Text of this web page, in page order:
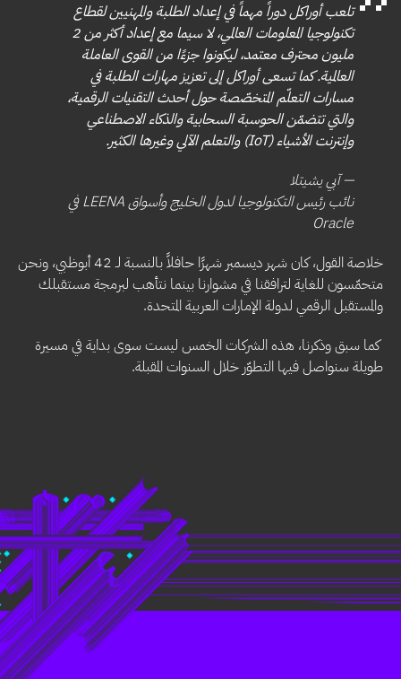
تلعب أوراكل دوراً مهماً في إعداد الطلبة والمهنيين لقطاع
تكنولوجيا المعلومات العالمي، لا سيما مع إعداد أكثر من 2
مليون محترف معتمد، ليكونوا جزءًا من القوى العاملة
العالمية. كما تسعى أوراكل إلى تعزيز مهارات الطلبة في
مسارات التعلّم المتخصّصة حول أحدث التقنيات الرقمية،
والتي تتضمّن الحوسبة السحابية والذكاء الاصطناعي
وإنترنت الأشياء (IoT) والتعلم الآلي وغيرها الكثير.
— آبي يشيتلا
نائب رئيس التكنولوجيا لدول الخليج وأسواق LEENA في
Oracle
خلاصة القول، كان شهر ديسمبر شهرًا حافلاً بالنسبة لـ 42 أبوظبي، ونحن
متحمّسون للغاية لترافقنا في مشوارنا بينما نتأهب لبرمجة مستقبلك
والمستقبل الرقمي لدولة الإمارات العربية المتحدة.
كما سبق وذكرنا، هذه الشركات الخمس ليست سوى بداية في مسيرة
طويلة سنواصل فيها التطوّر خلال السنوات المقبلة.